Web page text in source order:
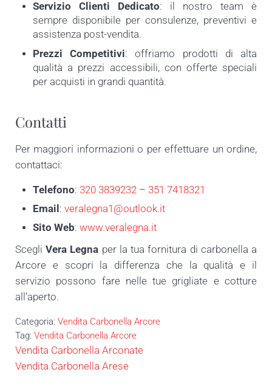
Servizio Clienti Dedicato: il nostro team è
sempre disponibile per consulenze, preventivi e
assistenza post-vendita.
Prezzi Competitivi: offriamo prodotti di alta
qualità a prezzi accessibili, con offerte speciali
per acquisti in grandi quantità.
Contatti
Per maggiori informazioni o per effettuare un ordine,
contattaci:
Telefono: 320 3839232 – 351 7418321
Email :veralegna1@outlook.it
Sito Web:www.veralegna.it
ScegliVera Legna per la tua fornitura di carbonella a
Arcore e scopri la differenza che la qualità e il
servizio possono fare nelle tue grigliate e cotture
all’aperto.
Categoria: Vendita Carbonella Arcore
Tag: Vendita Carbonella Arcore
Post precedente:
Vendita Carbonella Arconate
Post successivo:
Vendita Carbonella Arese